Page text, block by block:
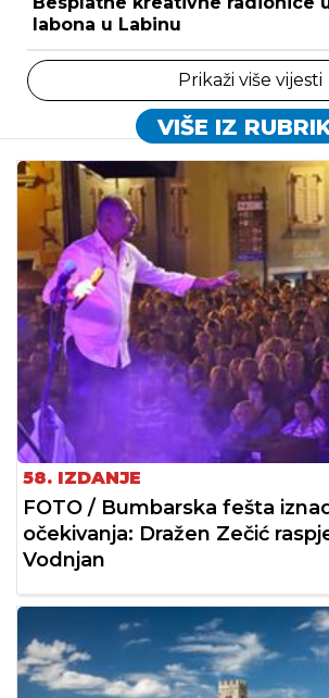
labona u Labinu
Prikaži više vijesti
VIŠE IZ
58. IZDANJE
FOTO / Bumbarska fešta
očekivanja: Dražen Zečić
Vodnjan